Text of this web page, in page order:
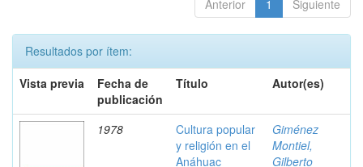
Anterior 1 Siguiente
Resultados por ítem:
Vista previa
Fecha de
publicación
Título Autor(es)
1978
Cultura popular
y religión en el
Anáhuac
Giménez
Montiel,
Gilberto